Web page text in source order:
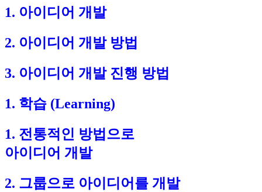
1. 아이디어 개발
2. 아이디어 개발 방법
3. 아이디어 개발 진행 방법
1. 학습 (Learning)
1. 전통적인 방법으로
아이디어 개발
2. 그룹으로 아이디어를 개발